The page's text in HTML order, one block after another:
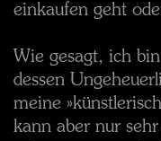
einkaufen geht
Wie gesagt, ich
dessen
meine
kann aber nur